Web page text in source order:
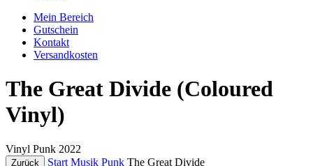
Mein Bereich
Gutschein
Kontakt
Versandkosten
The Great Divide (Coloured
Vinyl)
Vinyl Punk 2022
Zurück Start Musik Punk The Great Divide